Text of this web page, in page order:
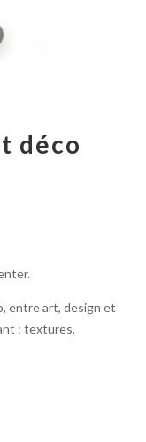
déco
entre art, design et
: textures,